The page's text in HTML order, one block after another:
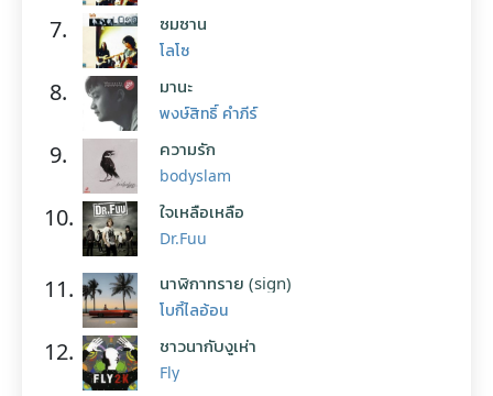
7. ซมซาน
โลโซ
8. มานะ
พงษ์สิทธิ์ คำภีร์
9. ความรัก
bodyslam
10. ใจเหลือเหลือ
Dr.Fuu
11. นาฬิกาทราย (sign)
โบกี้ไลอ้อน
12. ชาวนากับงูเห่า
Fly